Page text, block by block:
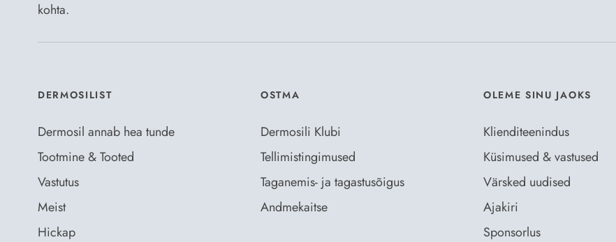
kohta.
DERMOSILIST
Dermosil annab hea tunde
Tootmine & Tooted
Vastutus
Meist
Hickap
OSTMA
Dermosili Klubi
Tellimistingimused
Taganemis- ja tagastusõigus
Andmekaitse
OLEME SINU JAOKS
Klienditeenindus
Küsimused & vastused
Värsked uudised
Ajakiri
Sponsorlus